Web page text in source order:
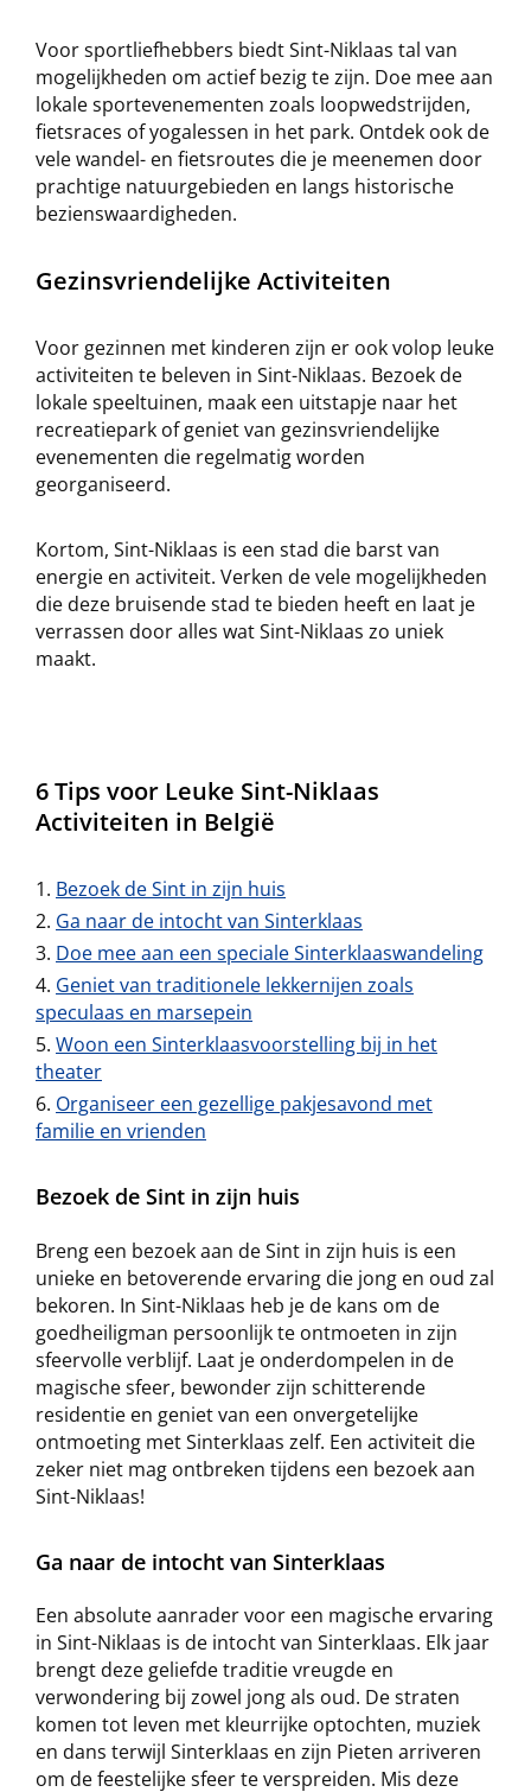
Voor sportliefhebbers biedt Sint-Niklaas tal van
mogelijkheden om actief bezig te zijn. Doe mee aan
lokale sportevenementen zoals loopwedstrijden,
fietsraces of yogalessen in het park. Ontdek ook de
vele wandel- en fietsroutes die je meenemen door
prachtige natuurgebieden en langs historische
bezienswaardigheden.
Gezinsvriendelijke Activiteiten
Voor gezinnen met kinderen zijn er ook volop leuke
activiteiten te beleven in Sint-Niklaas. Bezoek de
lokale speeltuinen, maak een uitstapje naar het
recreatiepark of geniet van gezinsvriendelijke
evenementen die regelmatig worden
georganiseerd.
Kortom, Sint-Niklaas is een stad die barst van
energie en activiteit. Verken de vele mogelijkheden
die deze bruisende stad te bieden heeft en laat je
verrassen door alles wat Sint-Niklaas zo uniek
maakt.
6 Tips voor Leuke Sint-Niklaas
Activiteiten in België
Bezoek de Sint in zijn huis
Ga naar de intocht van Sinterklaas
Doe mee aan een speciale Sinterklaaswandeling
Geniet van traditionele lekkernijen zoals
speculaas en marsepein
Woon een Sinterklaasvoorstelling bij in het
theater
Organiseer een gezellige pakjesavond met
familie en vrienden
Bezoek de Sint in zijn huis
Breng een bezoek aan de Sint in zijn huis is een
unieke en betoverende ervaring die jong en oud zal
bekoren. In Sint-Niklaas heb je de kans om de
goedheiligman persoonlijk te ontmoeten in zijn
sfeervolle verblijf. Laat je onderdompelen in de
magische sfeer, bewonder zijn schitterende
residentie en geniet van een onvergetelijke
ontmoeting met Sinterklaas zelf. Een activiteit die
zeker niet mag ontbreken tijdens een bezoek aan
Sint-Niklaas!
Ga naar de intocht van Sinterklaas
Een absolute aanrader voor een magische ervaring
in Sint-Niklaas is de intocht van Sinterklaas. Elk jaar
brengt deze geliefde traditie vreugde en
verwondering bij zowel jong als oud. De straten
komen tot leven met kleurrijke optochten, muziek
en dans terwijl Sinterklaas en zijn Pieten arriveren
om de feestelijke sfeer te verspreiden. Mis deze